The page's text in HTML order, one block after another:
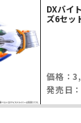
DXバイ
ズ6セッ
価格：
発売日